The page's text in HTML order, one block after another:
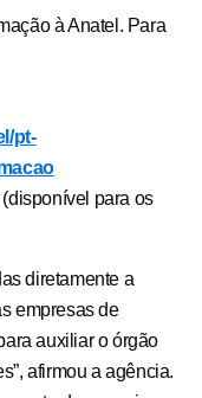
à Anatel. Para
pt-
para os
diretamente a
empresas de
auxiliar o órgão
afirmou a agência.